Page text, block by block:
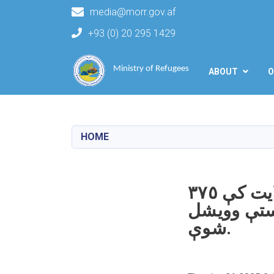
Ministry of Refugees
media@morr.gov.af
+93 (0) 20 295 1429
Main navigation
ABOUT
HOME
د سرطان میاشتې په ۴مه نېټه په کندز ولایت کې ٣٧٥
وویشل
شوې.